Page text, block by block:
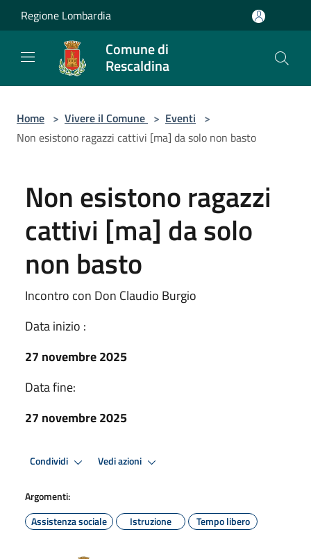
Salta al contenuto principale
Regione Lombardia
Comune di
Rescaldina
Home > Vivere il Comune > Eventi >
Non esistono ragazzi cattivi [ma] da solo non basto
Non esistono ragazzi
cattivi [ma] da solo
non basto
Incontro con Don Claudio Burgio
Data inizio :
27 novembre 2025
Data fine:
27 novembre 2025
Condividi Vedi azioni
Argomenti:
Assistenza sociale
Istruzione Tempo libero